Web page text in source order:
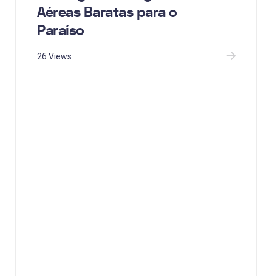
Aéreas Baratas para o
Paraíso
26 Views